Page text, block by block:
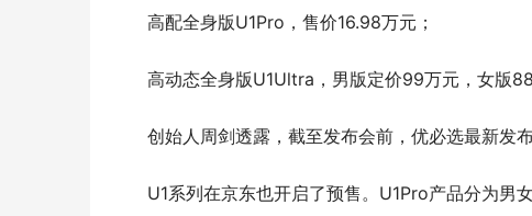
高配全身版U1Pro，售价16.98万元；
高动态全身版U1Ultra，男版定价99万元，女版88
创始人周剑透露，截至发布会前，优必选最新发
U1系列在京东也开启了预售。U1Pro产品分为